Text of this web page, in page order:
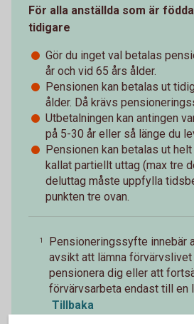
För alla anställda som är
tidigare
Gör du inget val betalas
år och vid 65 års ålder.
Pensionen kan betalas ut
ålder. Då krävs
Utbetalningen kan antingen
på 5-30 år eller så länge du
Pensionen kan betalas ut
kallat partiellt uttag (max tre
deluttag måste uppfylla
punkten tre ovan.
1
Pensioneringssyfte innebär
avsikt att lämna
pensionera dig eller att
förvärvsarbeta endast till en
Tillbaka